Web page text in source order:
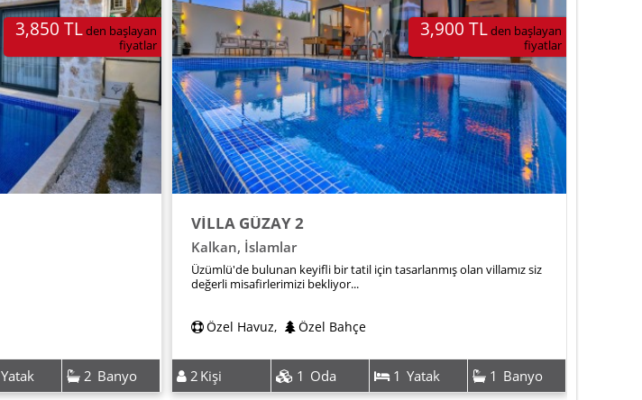
3,850 TLden başlayan
fiyatlar
Yatak 2 Banyo
VİLLA GÜZAY 2
Kalkan, İslamlar
Üzümlü'de bulunan keyifli bir tatil için tasarlanmış olan villamız siz
değerli misafirlerimizi bekliyor...
Özel Havuz, Özel Bahçe
3,900 TLden başlayan
fiyatlar
2 Kişi 1 Oda 1 Yatak 1 Banyo